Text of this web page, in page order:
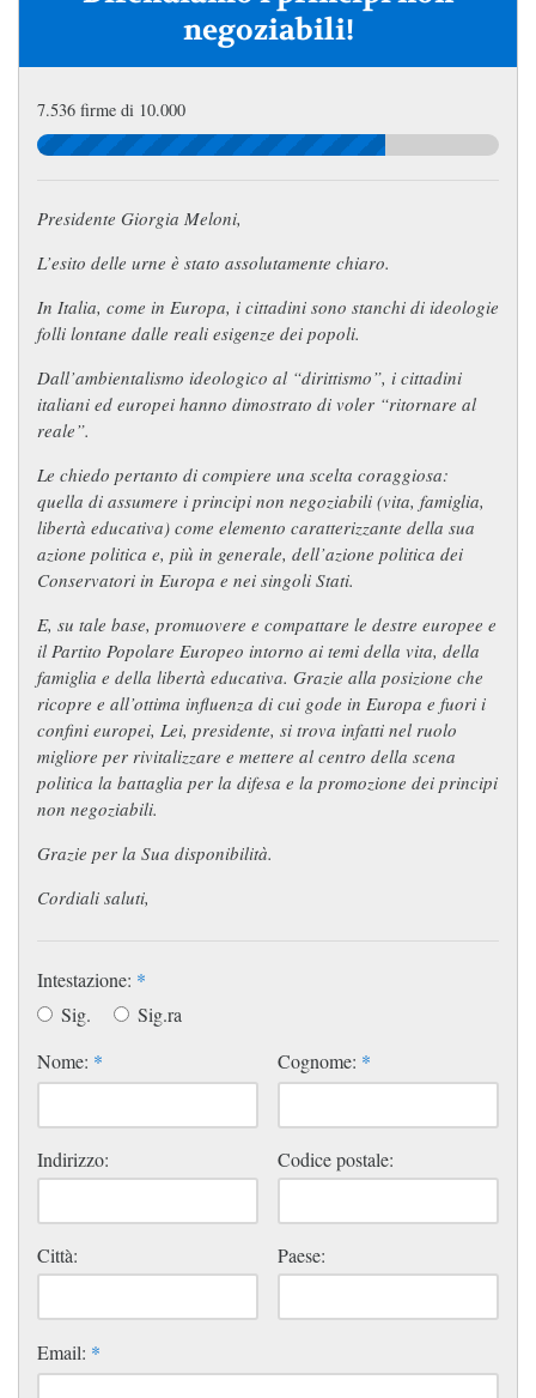
negoziabili!
7.536 firme di 10.000
Presidente Giorgia Meloni,
L’esito delle urne è stato assolutamente chiaro.
In Italia, come in Europa, i cittadini sono stanchi di ideologie
folli lontane dalle reali esigenze dei popoli.
Dall’ambientalismo ideologico al “dirittismo”, i cittadini
italiani ed europei hanno dimostrato di voler “ritornare al
reale”.
Le chiedo pertanto di compiere una scelta coraggiosa:
quella di assumere i principi non negoziabili (vita, famiglia,
libertà educativa) come elemento caratterizzante della sua
azione politica e, più in generale, dell’azione politica dei
Conservatori in Europa e nei singoli Stati.
E, su tale base, promuovere e compattare le destre europee e
il Partito Popolare Europeo intorno ai temi della vita, della
famiglia e della libertà educativa. Grazie alla posizione che
ricopre e all’ottima influenza di cui gode in Europa e fuori i
confini europei, Lei, presidente, si trova infatti nel ruolo
migliore per rivitalizzare e mettere al centro della scena
politica la battaglia per la difesa e la promozione dei principi
non negoziabili.
Grazie per la Sua disponibilità.
Cordiali saluti,
Intestazione: *
Sig.
Sig.ra
Nome: * Cognome: *
Indirizzo: Codice postale:
Città: Paese:
Email: *